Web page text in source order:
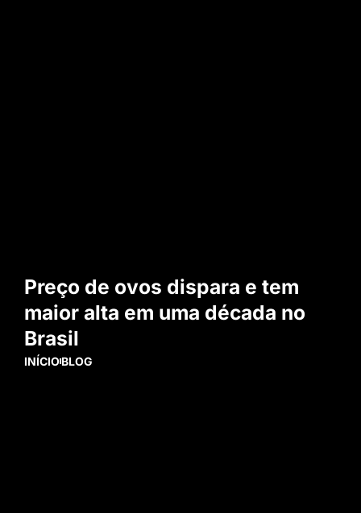
Preço de ovos dispara e tem
maior alta em uma década no
Brasil
INÍCIOBLOG